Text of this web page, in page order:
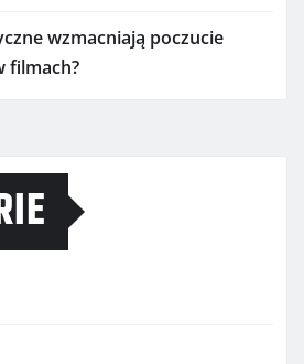
wzmacniają poczucie
filmach?